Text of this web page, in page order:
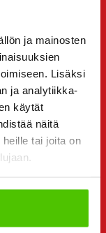
ja mainosten
Lisäksi
ja analytiikka-
käytät
näitä
tai joita on